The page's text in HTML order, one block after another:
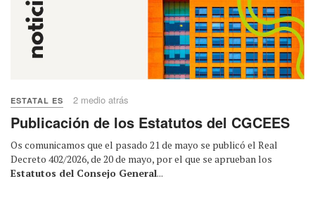
ESTATAL ES 2 medio atrás
Publicación de los Estatutos del CGCEES
Os comunicamos que el pasado 21 de mayo se publicó el Real
Decreto 402/2026, de 20 de mayo, por el que se aprueban los
Estatutos del Consejo General...